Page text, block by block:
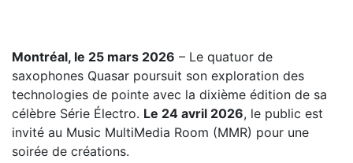
Montréal, le 25 mars 2026 – Le quatuor de
saxophones Quasar poursuit son exploration des
technologies de pointe avec la dixième édition de sa
célèbre Série Électro. Le 24 avril 2026, le public est
invité au Music MultiMedia Room (MMR) pour une
soirée de créations.